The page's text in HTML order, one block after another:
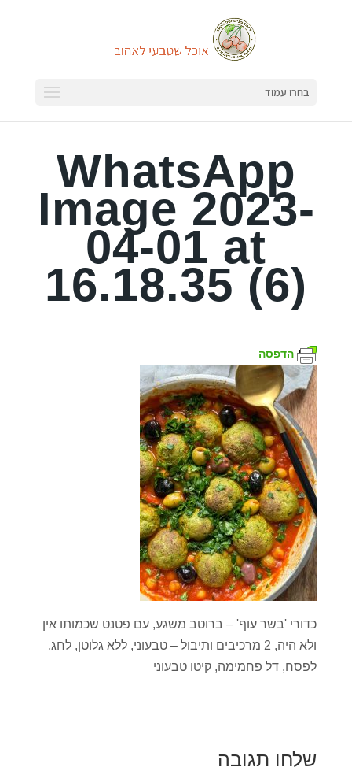
בחרו עמוד
WhatsApp
Image 2023-
04-01 at
16.18.35 (6)
הדפסה
כדורי 'בשר עוף' – ברוטב משגע, עם פטנט שכמותו אין
ולא היה, 2 מרכיבים ותיבול – טבעוני, ללא גלוטן, לחג,
לפסח, דל פחמימה, קיטו טבעוני
שלחו תגובה